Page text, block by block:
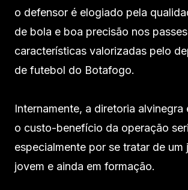
o defensor é elogiado pela
de bola e boa precisão nos
características valorizadas pelo
de futebol do Botafogo.
Internamente, a diretoria alvinegra
o custo-benefício da operação
especialmente por se tratar de um
jovem e ainda em formação.